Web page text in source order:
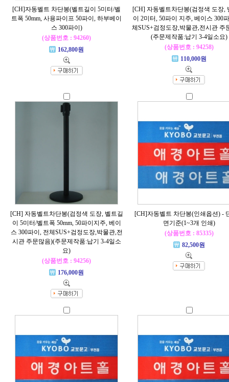
[CH]자동벨트 차단봉(벨트길이 5미터/벨
트폭 50mm, 사용파이프 50파이, 하부베이
스 300파이)
(상품번호 : 94260)
162,800원
[CH] 자동벨트차단봉(검정색 도장,
이 2미터, 50파이 지주, 베이스 300
체SUS+검정도장,박물관,전시관 주
(주문제작품:납기 3-4일소요)
(상품번호 : 94258)
110,000원
[CH] 자동벨트차단봉(검정색 도장, 벨트길
이 5미터/벨트폭 50mm, 50파이지주, 베이
스 300파이, 전체SUS+검정도장,박물관,전
시관 주문많음)(주문제작품:납기 3-4일소
요)
(상품번호 : 94256)
176,000원
[CH]자동벨트 차단봉(인쇄옵션) -
면기준(1~3개 인쇄)
(상품번호 : 85335)
82,500원